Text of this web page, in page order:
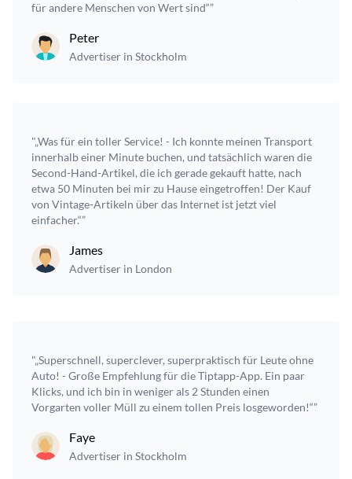
für andere Menschen von Wert sind“”
Peter
Advertiser in Stockholm
"„Was für ein toller Service! - Ich konnte meinen Transport
innerhalb einer Minute buchen, und tatsächlich waren die
Second-Hand-Artikel, die ich gerade gekauft hatte, nach
etwa 50 Minuten bei mir zu Hause eingetroffen! Der Kauf
von Vintage-Artikeln über das Internet ist jetzt viel
einfacher.“”
James
Advertiser in London
"„Superschnell, superclever, superpraktisch für Leute ohne
Auto! - Große Empfehlung für die Tiptapp-App. Ein paar
Klicks, und ich bin in weniger als 2 Stunden einen
Vorgarten voller Müll zu einem tollen Preis losgeworden!“”
Faye
Advertiser in Stockholm